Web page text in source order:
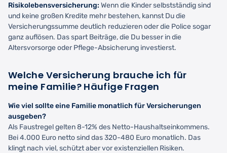
Risikolebensversicherung: Wenn die Kinder selbstständig sind
und keine großen Kredite mehr bestehen, kannst Du die
Versicherungssumme deutlich reduzieren oder die Police sogar
ganz auflösen. Das spart Beiträge, die Du besser in die
Altersvorsorge oder Pflege-Absicherung investierst.
Welche Versicherung brauche ich für
meine Familie? Häufige Fragen
Wie viel sollte eine Familie monatlich für Versicherungen
ausgeben?
Als Faustregel gelten 8-12% des Netto-Haushaltseinkommens.
Bei 4.000 Euro netto sind das 320-480 Euro monatlich. Das
klingt nach viel, schützt aber vor existenziellen Risiken.